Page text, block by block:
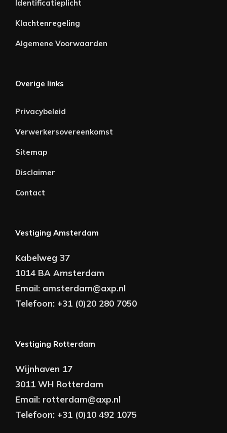
Identificatieplicht
Klachtenregeling
Algemene Voorwaarden
Overige links
Privacybeleid
Verwerkersovereenkomst
Sitemap
Disclaimer
Contact
Vestiging Amsterdam
Kabelweg 37
1014 BA Amsterdam
Email: amsterdam@axp.nl
Telefoon: +31 (0)20 280 7050
Vestiging Rotterdam
Wijnhaven 17
3011 WH Rotterdam
Email: rotterdam@axp.nl
Telefoon: +31 (0)10 492 1075